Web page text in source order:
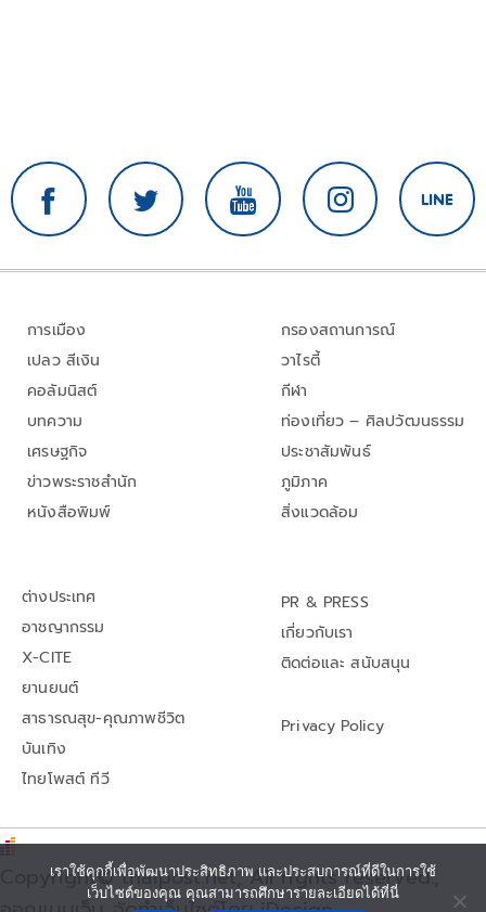
การเมือง
เปลว สีเงิน
คอลัมนิสต์
บทความ
เศรษฐกิจ
ข่าวพระราชสำนัก
หนังสือพิมพ์
กรองสถานการณ์
วาไรตี้
กีฬา
ท่องเที่ยว – ศิลปวัฒนธรรม
ประชาสัมพันธ์
ภูมิภาค
สิ่งแวดล้อม
ต่างประเทศ
อาชญากรรม
X-CITE
ยานยนต์
สาธารณสุข-คุณภาพชีวิต
บันเทิง
ไทยโพสต์ ทีวี
PR & PRESS
เกี่ยวกับเรา
ติดต่อและ สนับสนุน
Privacy Policy
Copyright© thaipost.net, All rights reserved.,
เราใช้คุกกี้เพื่อพัฒนาประสิทธิภาพ และประสบการณ์ที่ดีในการใช้
เว็บไซต์ของคุณ คุณสามารถศึกษารายละเอียดได้ที่นี่